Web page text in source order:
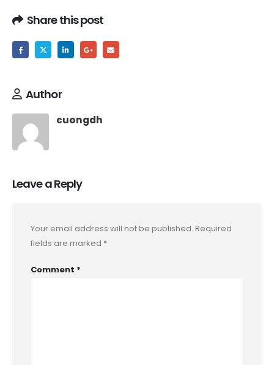
Share this post
Author
cuongdh
Leave a Reply
Your email address will not be published. Required
fields are marked *
Comment *